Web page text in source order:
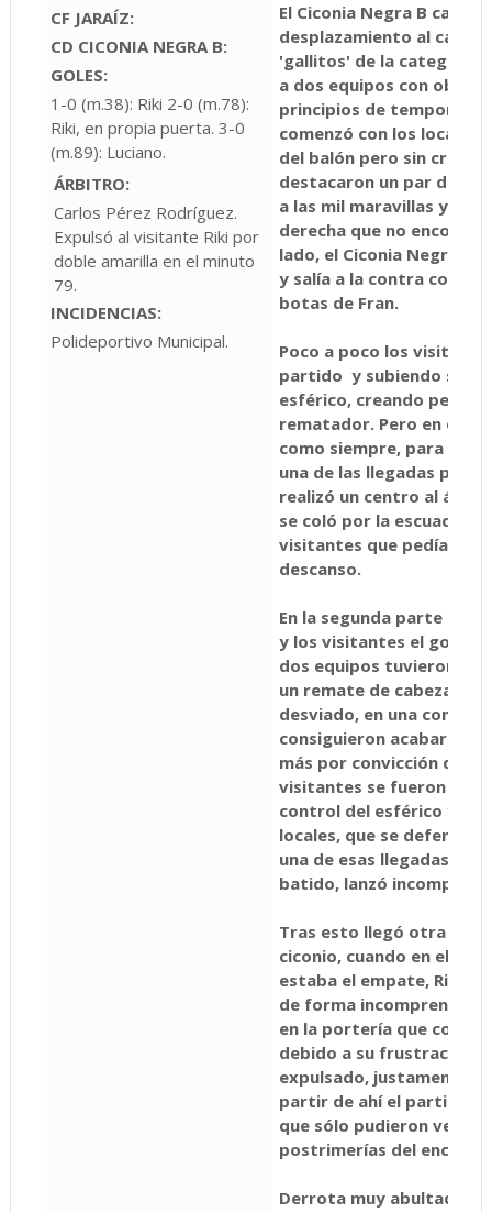
CF JARAÍZ:
CD CICONIA NEGRA B:
GOLES:
1-0 (m.38): Riki 2-0 (m.78):
Riki, en propia puerta. 3-0
(m.89): Luciano.
ÁRBITRO:
Carlos Pérez Rodríguez.
Expulsó al visitante Riki por
doble amarilla en el minuto
79.
INCIDENCIAS:
Polideportivo Municipal.
El Ciconia Negra B cayó
desplazamiento al
'gallitos' de la categoría.
a dos equipos con
principios de
comenzó con los locales
del balón pero sin crear
destacaron un par de
a las mil maravillas y
derecha que no
lado, el Ciconia Negra B
y salía a la contra con
botas de Fran.
Poco a poco los
partido y subiendo su
esférico, creando
rematador. Pero enel
como siempre, para el
una de las llegadas por
realizó un centro al área
se coló por la escuadra
visitantes que pedían a
descanso.
En la segunda parte los
y los visitantes el gol
dos equipos tuvieron
un remate de cabeza de
desviado, en una contra
consiguieron acabar en
más por convicción que
visitantes se fueron
control del esférico y
locales, que se
una de esas llegadas, el
batido, lanzó
Tras esto llegó otra vez
ciconio, cuando en el
estaba el empate, Riki
de forma
en la portería que
debido a su frustración
expulsado, justamente,
partir de ahí el partido
que sólo pudieron ver
postrimerías del
Derrota muy abultada